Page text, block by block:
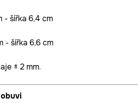
- šířka 6,4 cm
- šířka 6,6 cm
± 2 mm.